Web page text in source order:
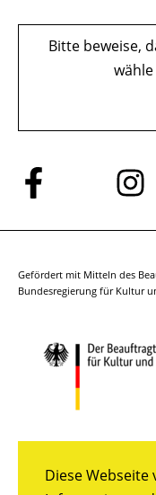
Diese Webseite
Bitte beweise,
Folge
uns
auf
Folge
uns
auf
Gefördert mit Mitteln des
Bundesregierung für Kultur